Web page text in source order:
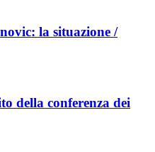
la situazione /
della conferenza dei